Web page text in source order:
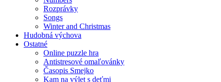
Rozprávky
Songs
Winter and Christmas
Hudobná výchova
Ostatné
Online puzzle hra
Antistresové omaľovánky
Časopis Smejko
Kam na výlet s deťmi